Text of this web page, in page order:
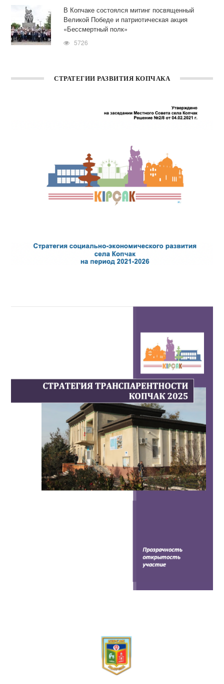
В Копчаке состоялся митинг посвященный
Великой Победе и патриотическая акция
«Бессмертный полк»
5726
СТРАТЕГИИ РАЗВИТИЯ КОПЧАКА